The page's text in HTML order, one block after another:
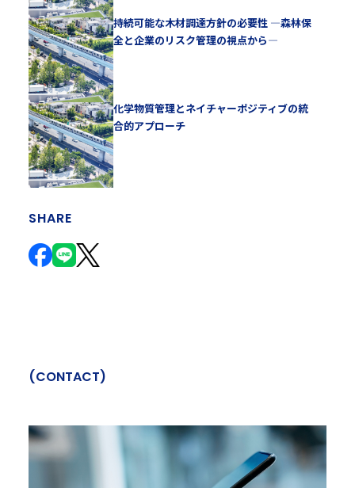
持続可能な木材調達方針の必要性 —森林保
全と企業のリスク管理の視点から—
化学物質管理とネイチャーポジティブの統
合的アプローチ
SHARE
(CONTACT)